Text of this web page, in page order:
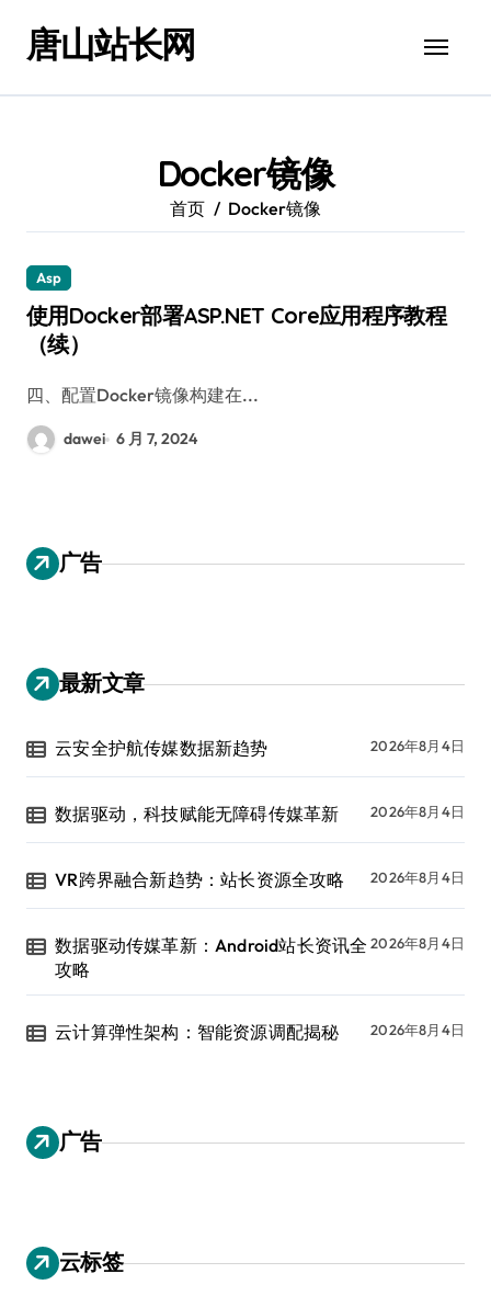
唐山站长网
Docker镜像
首页 Docker镜像
Asp
使用Docker部署ASP.NET Core应用程序教程
（续）
四、配置Docker镜像构建在...
dawei 6 月 7, 2024
广告
最新文章
云安全护航传媒数据新趋势 2026年8月4日
数据驱动，科技赋能无障碍传媒革新 2026年8月4日
VR跨界融合新趋势：站长资源全攻略 2026年8月4日
数据驱动传媒革新：Android站长资讯全
攻略
2026年8月4日
云计算弹性架构：智能资源调配揭秘 2026年8月4日
广告
云标签